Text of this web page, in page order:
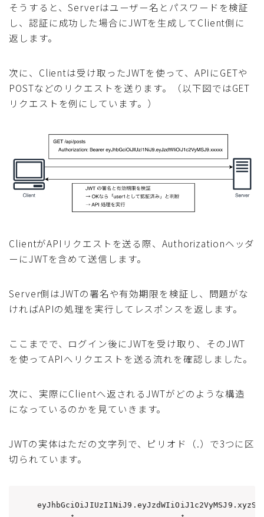
そうすると、Serverはユーザー名とパスワードを検証
し、認証に成功した場合にJWTを生成してClient側に
返します。
次に、Clientは受け取ったJWTを使って、APIにGETや
POSTなどのリクエストを送ります。（以下図ではGET
リクエストを例にしています。）
ClientがAPIリクエストを送る際、Authorizationヘッダ
ーにJWTを含めて送信します。
Server側はJWTの署名や有効期限を検証し、問題がな
ければAPIの処理を実行してレスポンスを返します。
ここまでで、ログイン後にJWTを受け取り、そのJWT
を使ってAPIへリクエストを送る流れを確認しました。
次に、実際にClientへ返されるJWTがどのような構造
になっているのかを見ていきます。
JWTの実体はただの文字列で、ピリオド（.）で3つに区
切られています。